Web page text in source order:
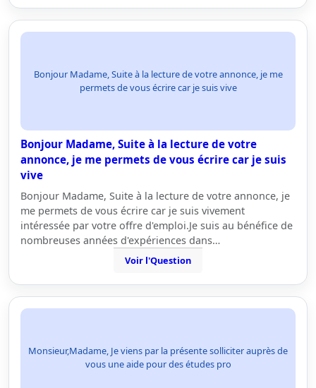
Bonjour Madame, Suite à la lecture de votre annonce, je me
permets de vous écrire car je suis vive
Bonjour Madame, Suite à la lecture de votre
annonce, je me permets de vous écrire car je suis
vive
Bonjour Madame, Suite à la lecture de votre annonce, je
me permets de vous écrire car je suis vivement
intéressée par votre offre d'emploi.Je suis au bénéfice de
nombreuses années d'expériences dans…
Voir l'Question
Monsieur,Madame, Je viens par la présente solliciter auprès de
vous une aide pour des études pro